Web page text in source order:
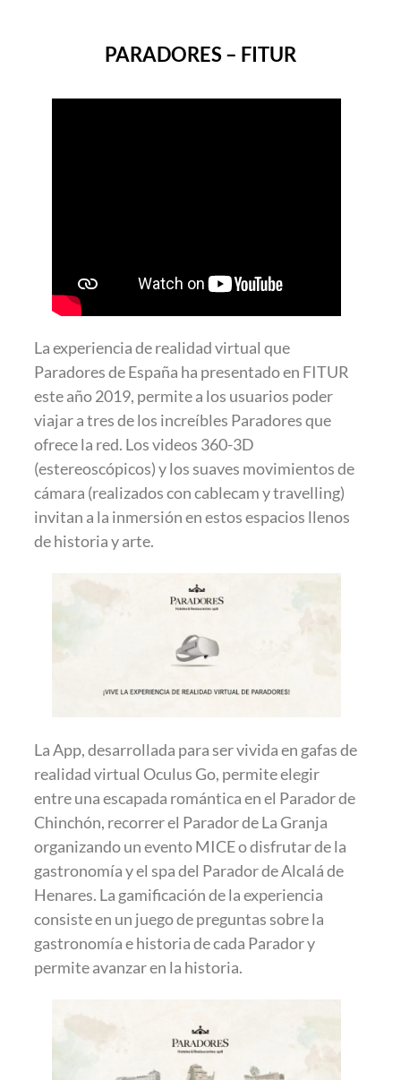
PARADORES – FITUR
La experiencia de realidad virtual que
Paradores de España ha presentado en FITUR
este año 2019, permite a los usuarios poder
viajar a tres de los increíbles Paradores que
ofrece la red. Los videos 360-3D
(estereoscópicos) y los suaves movimientos de
cámara (realizados con cablecam y travelling)
invitan a la inmersión en estos espacios llenos
de historia y arte.
La App, desarrollada para ser vivida en gafas de
realidad virtual Oculus Go, permite elegir
entre una escapada romántica en el Parador de
Chinchón, recorrer el Parador de La Granja
organizando un evento MICE o disfrutar de la
gastronomía y el spa del Parador de Alcalá de
Henares. La gamificación de la experiencia
consiste en un juego de preguntas sobre la
gastronomía e historia de cada Parador y
permite avanzar en la historia.